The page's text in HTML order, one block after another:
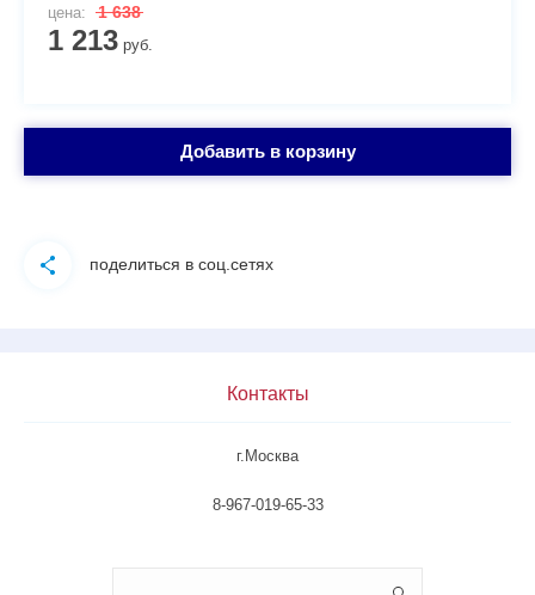
цена: 1 638
1 213 руб.
Добавить в корзину
поделиться в соц.сетях
Контакты
г.Москва
8-967-019-65-33